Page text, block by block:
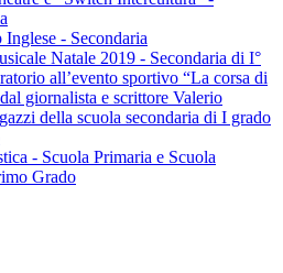
Inglese - Secondaria
Natale 2019 - Secondaria di I°
all’evento sportivo “La corsa di
giornalista e scrittore Valerio
della scuola secondaria di I grado
- Scuola Primaria e Scuola
Grado